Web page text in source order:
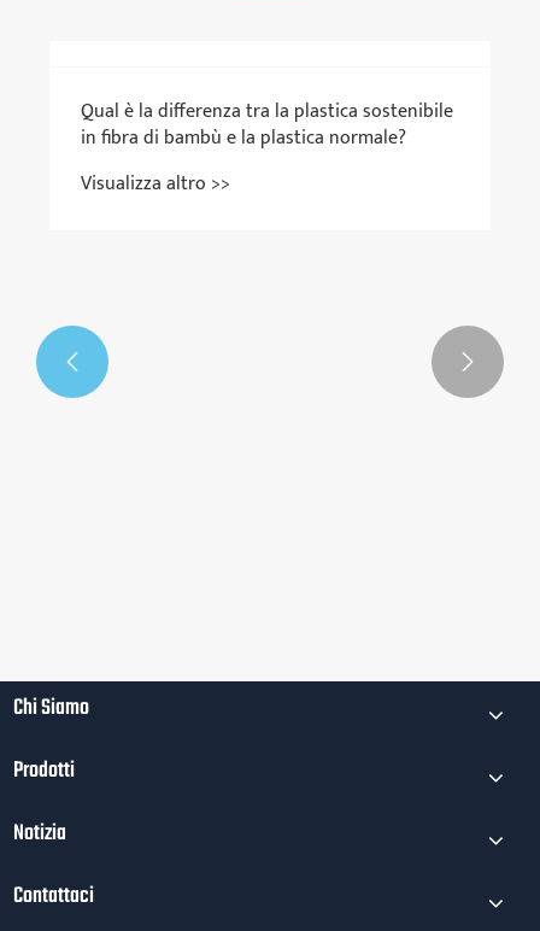
 
Chi Siamo
Prodotti
Notizia
Contattaci